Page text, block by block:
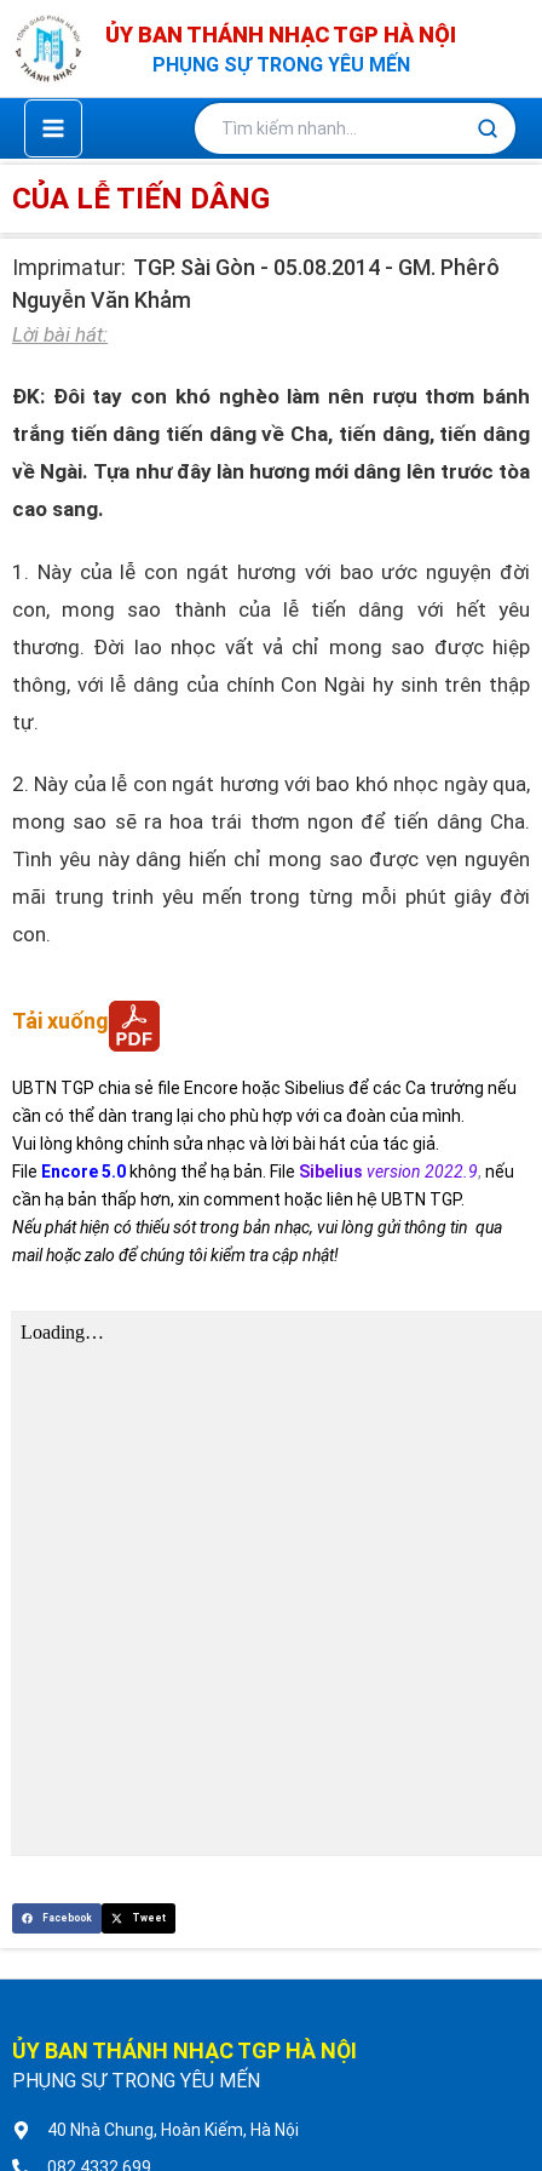
Nhảy
tới
nội
dung
ỦY BAN THÁNH NHẠC TGP HÀ NỘI
PHỤNG SỰ TRONG YÊU MẾN
CỦA LỄ TIẾN DÂNG
Imprimatur: TGP. Sài Gòn - 05.08.2014 - GM. Phêrô
Nguyễn Văn Khảm
Lời bài hát:
ĐK: Đôi tay con khó nghèo làm nên rượu thơm bánh
trắng tiến dâng tiến dâng về Cha, tiến dâng, tiến dâng
về Ngài. Tựa như đây làn hương mới dâng lên trước tòa
cao sang.
1. Này của lễ con ngát hương với bao ước nguyện đời
con, mong sao thành của lễ tiến dâng với hết yêu
thương. Đời lao nhọc vất vả chỉ mong sao được hiệp
thông, với lễ dâng của chính Con Ngài hy sinh trên thập
tự.
2. Này của lễ con ngát hương với bao khó nhọc ngày qua,
mong sao sẽ ra hoa trái thơm ngon để tiến dâng Cha.
Tình yêu này dâng hiến chỉ mong sao được vẹn nguyên
mãi trung trinh yêu mến trong từng mỗi phút giây đời
con.
Tải xuống
UBTN TGP chia sẻ file Encore hoặc Sibelius để các Ca trưởng nếu
cần có thể dàn trang lại cho phù hợp với ca đoàn của mình.
Vui lòng không chỉnh sửa nhạc và lời bài hát của tác giả.
File Encore 5.0không thể hạ bản. File Sibelius version 2022.9, nếu
cần hạ bản thấp hơn, xin comment hoặc liên hệ UBTN TGP.
Nếu phát hiện có thiếu sót trong bản nhạc, vui lòng gửi thông tin qua
mail hoặc zalo để chúng tôi kiểm tra cập nhật!
Facebook Tweet
ỦY BAN THÁNH NHẠC TGP HÀ NỘI
PHỤNG SỰ TRONG YÊU MẾN
40 Nhà Chung, Hoàn Kiếm, Hà Nội